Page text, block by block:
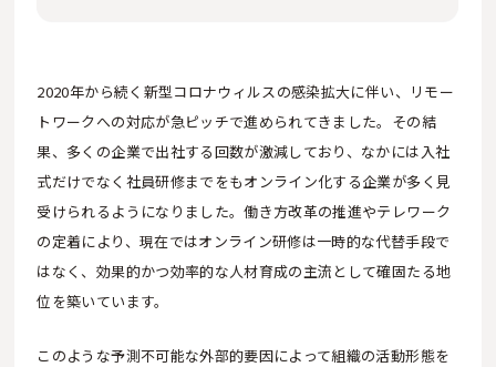
2020年から続く新型コロナウィルスの感染拡大に伴い、リモー
トワークへの対応が急ピッチで進められてきました。その結
果、多くの企業で出社する回数が激減しており、なかには入社
式だけでなく社員研修までをもオンライン化する企業が多く見
受けられるようになりました。働き方改革の推進やテレワーク
の定着により、現在ではオンライン研修は一時的な代替手段で
はなく、効果的かつ効率的な人材育成の主流として確固たる地
位を築いています。
このような予測不可能な外部的要因によって組織の活動形態を